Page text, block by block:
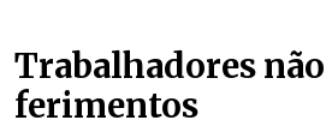
Trabalhadores
ferimentos